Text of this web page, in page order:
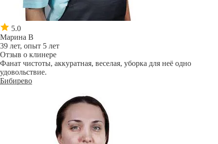
5.0
Марина В
39 лет, опыт 5 лет
Отзыв о клинере
Фанат чистоты, аккуратная, веселая, уборка для неё одно
удовольствие.
Бибирево